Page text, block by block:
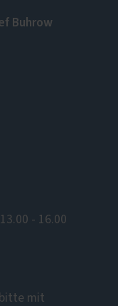
Buhrow
- 16.00
mit